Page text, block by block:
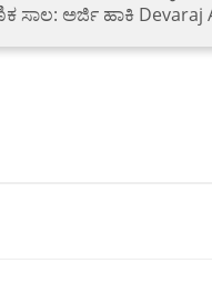
ಸಾಲ: ಅರ್ಜಿ ಹಾಕಿ Devaraj